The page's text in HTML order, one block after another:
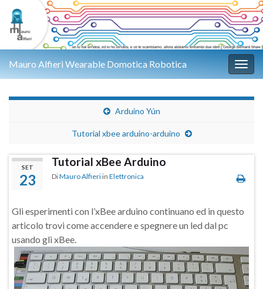
Mauro Alfieri Wearable Domotica Robotica
Arduino Yún
Tutorial xbee arduino-arduino
SET
23
Tutorial xBee Arduino
DiMauro Alfieri in Elettronica
Gli esperimenti con l’xBee arduino continuano ed in questo
articolo trovi come accendere e spegnere un led dal pc
usando gli xBee.